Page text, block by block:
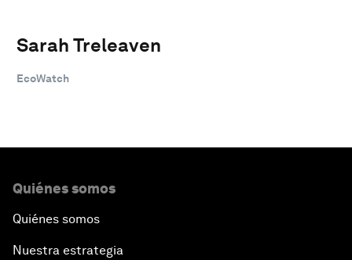
Sarah Treleaven
EcoWatch
Quiénes somos
Quiénes somos
Nuestra estrategia